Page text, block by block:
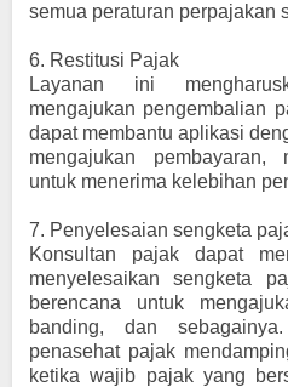
semua peraturan perpajakan
6. Restitusi Pajak
Layanan ini
mengajukan pengembalian
dapat membantu aplikasi
mengajukan pembayaran,
untuk menerima kelebihan
7. Penyelesaian sengketa
Konsultan pajak dapat
menyelesaikan sengketa
berencana untuk
banding, dan
penasehat pajak
ketika wajib pajak yang